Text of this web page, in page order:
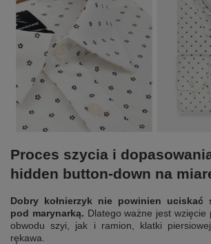
Proces szycia i
hidden button-down na
Dobry kołnierzyk nie powinien uciskać
pod marynarką. Dlatego ważne jest wzięcie
obwodu szyi, jak i ramion, klatki
rękawa.